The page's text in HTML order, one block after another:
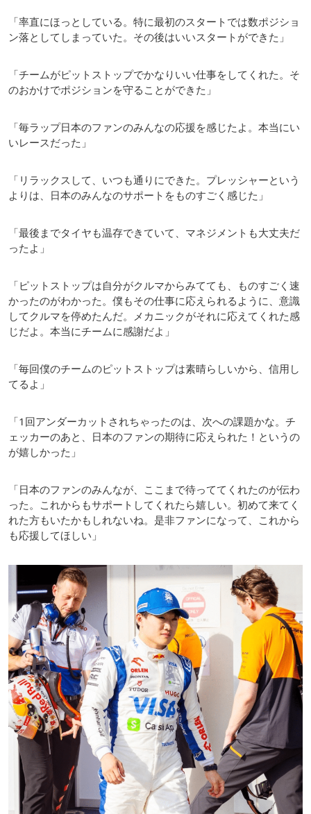
「率直にほっとしている。特に最初のスタートでは数ポジショ
ン落としてしまっていた。その後はいいスタートができた」
「チームがピットストップでかなりいい仕事をしてくれた。そ
のおかけでポジションを守ることができた」
「毎ラップ日本のファンのみんなの応援を感じたよ。本当にい
いレースだった」
「リラックスして、いつも通りにできた。プレッシャーという
よりは、日本のみんなのサポートをものすごく感じた」
「最後までタイヤも温存できていて、マネジメントも大丈夫だ
ったよ」
「ピットストップは自分がクルマからみてても、ものすごく速
かったのがわかった。僕もその仕事に応えられるように、意識
してクルマを停めたんだ。メカニックがそれに応えてくれた感
じだよ。本当にチームに感謝だよ」
「毎回僕のチームのピットストップは素晴らしいから、信用し
てるよ」
「1回アンダーカットされちゃったのは、次への課題かな。チ
ェッカーのあと、日本のファンの期待に応えられた！というの
が嬉しかった」
「日本のファンのみんなが、ここまで待っててくれたのが伝わ
った。これからもサポートしてくれたら嬉しい。初めて来てく
れた方もいたかもしれないね。是非ファンになって、これから
も応援してほしい」